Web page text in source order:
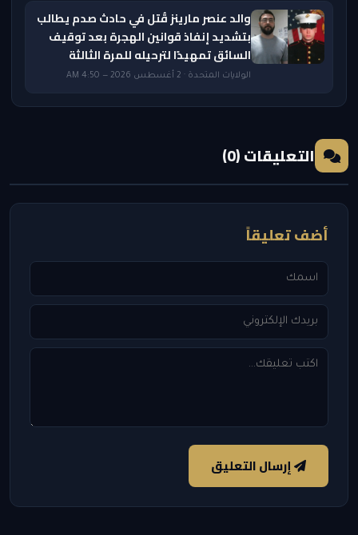
والد عنصر مارينز قُتل في حادث صدم يطالب
بتشديد إنفاذ قوانين الهجرة بعد توقيف
السائق تمهيدًا لترحيله للمرة الثالثة
الولايات المتحدة · 2 أغسطس 2026 — 4:50 AM
التعليقات (0)
أضف تعليقاً
إرسال التعليق